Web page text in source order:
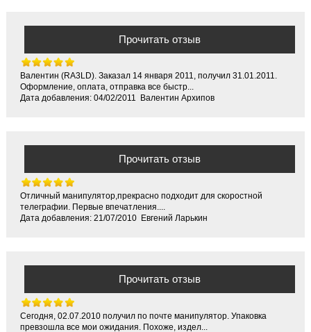
Прочитать отзыв
Валентин (RA3LD). Заказал 14 января 2011, получил 31.01.2011.
Оформление, оплата, отправка все быстр...
Дата добавления: 04/02/2011 Валентин Архипов
Прочитать отзыв
Отличный манипулятор,прекрасно подходит для скоростной
телеграфии. Первые впечатления....
Дата добавления: 21/07/2010 Евгений Ларькин
Прочитать отзыв
Сегодня, 02.07.2010 получил по почте манипулятор. Упаковка
превзошла все мои ожидания. Похоже, издел...